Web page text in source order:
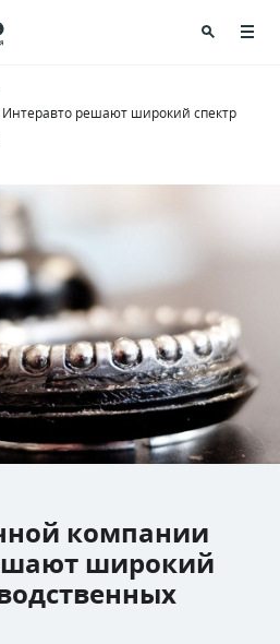
решают широкий спектр
компании
широкий